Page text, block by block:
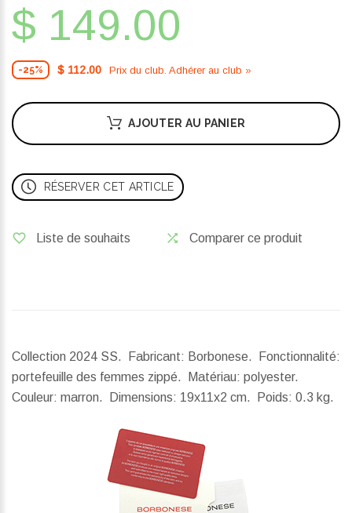
$ 149.00
-25% $ 112.00 Prix ​​du club. Adhérer au club »
AJOUTER AU PANIER
RÉSERVER CET ARTICLE
Liste de souhaits Comparer ce produit
Collection 2024 SS. Fabricant: Borbonese. Fonctionnalité:
portefeuille des femmes zippé. Matériau: polyester.
Couleur: marron.
Dimensions: 19x11x2 cm. Poids: 0.3 kg.